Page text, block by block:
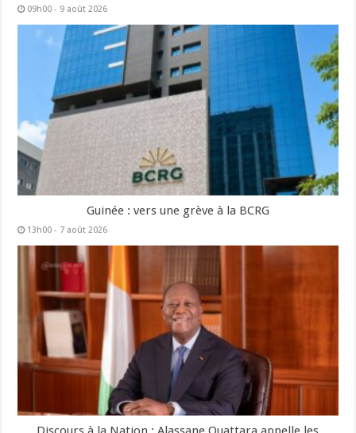
09h00 - 9 août 2026
Guinée : vers une grève à la BCRG
13h00 - 7 août 2026